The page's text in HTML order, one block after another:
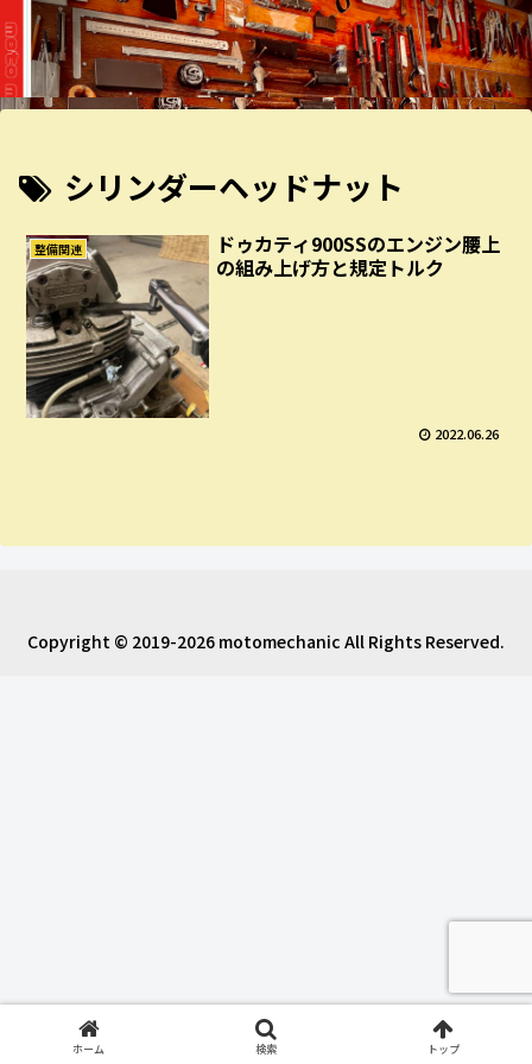
シリンダーヘッドナット
整備関連
ドゥカティ900SSのエンジン腰上
の組み上げ方と規定トルク
2022.06.26
Copyright © 2019-2026 motomechanic All Rights Reserved.
ホーム 検索 トップ